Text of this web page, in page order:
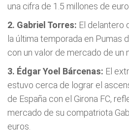
una cifra de 1.5 millones de
2. Gabriel Torres: El delantero
la última temporada en Pumas
con un valor de mercado de un
3. Édgar Yoel Bárcenas: El
estuvo cerca de lograr el
de España con el Girona FC,
mercado de su compatriota
euros.